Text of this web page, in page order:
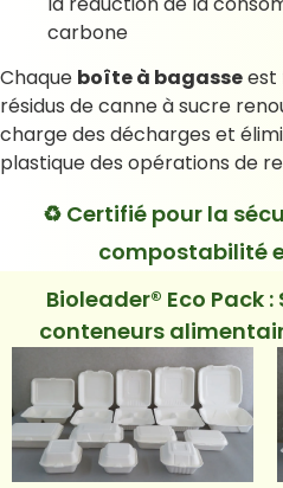
♻️ Certifié pour la
compostabilité
carbone
Chaque boîte à bagasseest
résidus de canne à sucre
charge des décharges et
plastique des opérations de
Bioleader® Eco Pack
conteneurs